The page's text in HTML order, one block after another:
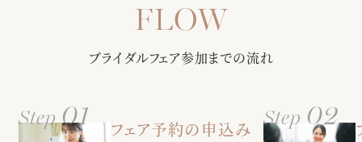
るはず！圧巻の映像演出体験もご覧いただけます♪
ー・親族控室・ゲスト控室・着付室（ヘアメイクや着付の美
クチコミで本番満足度1位・衣装満足度1位・コストパフォー
マンス部門1位の式場に選ばれました。今後もたくさんの新郎
ブライダルフェア参加までの流れ
Step 01 フェア予約の申込み
Step 02